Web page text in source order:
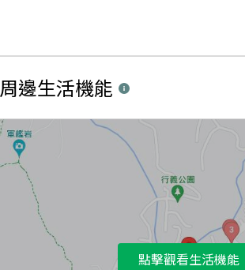
周邊生活機能
點擊觀看生活機能